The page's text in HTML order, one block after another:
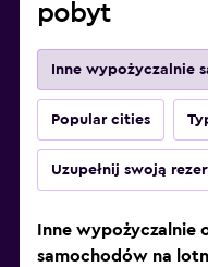
pobyt
Inne wypożyczalnie
Popular cities
Uzupełnij swoją
Inne wypożyczalnie
samochodów na